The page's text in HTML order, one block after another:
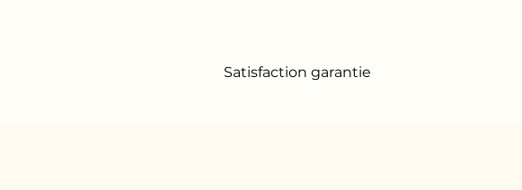
Satisfaction garantie